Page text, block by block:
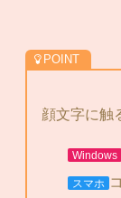
顔文字に触
Windows
スマホ